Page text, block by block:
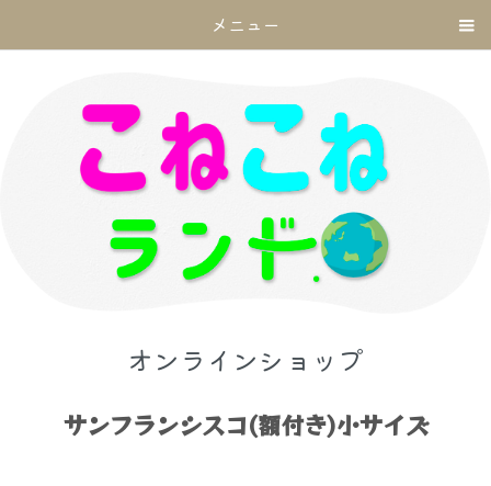
メニュー
オンラインショップ
サンフランシスコ(額付き)小サイズ